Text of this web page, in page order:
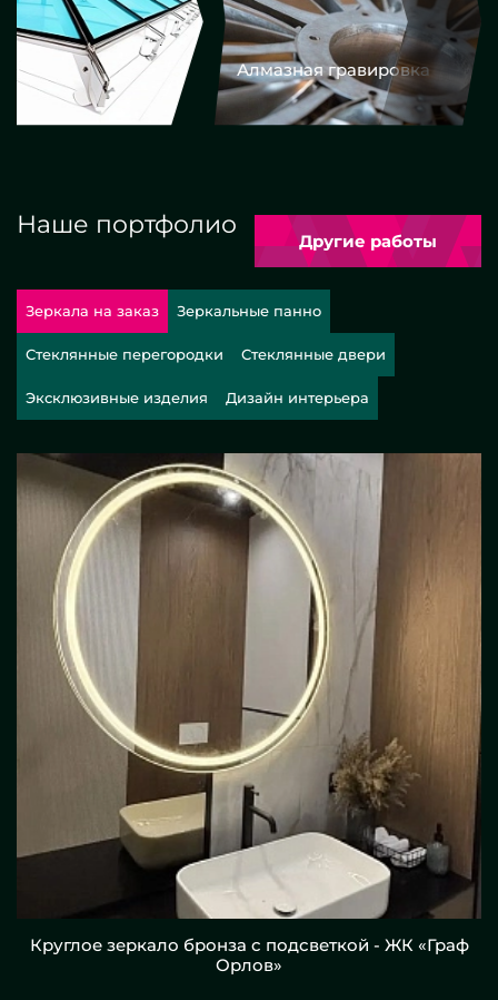
Алмазная гравировка
Наше портфолио
Другие работы
Зеркала на заказ Зеркальные панно
Стеклянные перегородки Стеклянные двери
Эксклюзивные изделия Дизайн интерьера
Круглое зеркало бронза с подсветкой - ЖК «Граф
Орлов»